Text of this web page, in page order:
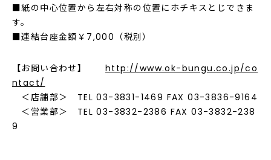
■紙の中心位置から左右対称の位置にホチキスとじできま
す。
■連結台座金額￥7,000（税別）
【お問い合わせ】 http://www.ok-bungu.co.jp/co
ntact/
＜店舗部＞ TEL 03-3831-1469 FAX 03-3836-9164
＜営業部＞ TEL 03-3832-2386 FAX 03-3832-238
9